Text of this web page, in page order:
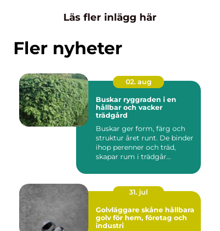
Läs fler inlägg här
Fler nyheter
02. aug
Buskar ryggraden i en
hållbar och vacker
trädgård
Buskar ger form, färg och
struktur året runt. De binder
ihop perenner och träd,
skapar rum i trädgår...
31. jul
Golvläggare skåne hållbara
golv för hem, företag och
industri